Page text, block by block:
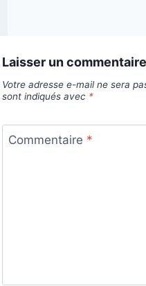
Laisser un commentaire
Votre adresse e-mail ne sera
sont indiqués avec *
Commentaire *